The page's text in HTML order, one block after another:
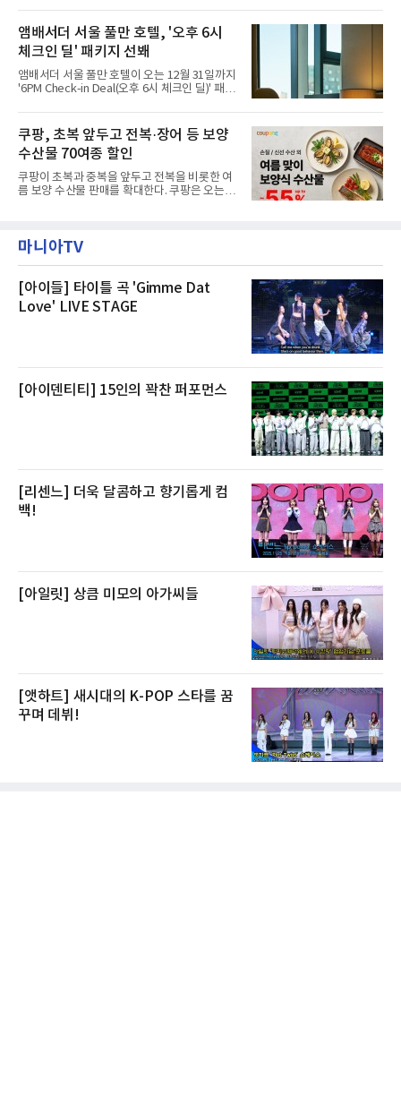
민들의 호응 속에 CFS는 즉시 행동에 나섰다. 지
난 28일 오후 전문 청소업체와
에 대해서는 외부 화재 연기 유입이라고 설명했
고, 2023년 같은 물류센터에서 발생한 화재에
대해서도 쿠팡 입주 전 공사 과정에서 벌어진 일
이라며 선을 그었다.쿠팡은 21일 인천 물류센터
내부에서 불이 타는 냄새가 났다는 의혹과 관련
해 “사실무근”이라는 입장을 밝혔다.회사 측은
“인근에서 지난 15일 다른 회사에서 발생한 대
것으로 확인됐다”고 설명했다.이어 “정확한 화
재 원인은 추후 조사될
앰배서더 서울 풀만 호텔, '오후 6시
체크인 딜' 패키지 선봬
앰배서더 서울 풀만 호텔이 오는 12월 31일까지
'6PM Check-in Deal(오후 6시 체크인 딜)' 패키
으로 여유로운 저녁 시간부터 호텔 스테이를 시
작할 수 있도록 준비됐다.앰배서더 서울 풀만 호
텔 측은 “퇴근 후 또는 주말 도심 속에서 짧지만
온전한 휴식을 원하는 고객들에게 특별한 경험
을 제공한다”고 밝혔다.패키지는 디럭스와 이그
제큐티브 두 가지 타입으로 구성된다. 디럭스 패
키지는 객실 1박(룸 온리)으로 심플한 호캉스를
스 센터 사우나 2인 이용 혜택이 포함된다.특히
클럽 앰배서더 라운지
쿠팡, 초복 앞두고 전복·장어 등 보양
수산물 70여종 할인
쿠팡이 초복과 중복을 앞두고 전복을 비롯한 여
름 보양 수산물 판매를 확대한다. 쿠팡은 오는
우 등이 포함됐다. 쿠팡은 올해 큰 크기의 전복
생산량이 늘어난 점을 반영해 주요 산지 상품을
전복은 산지에서 채취한 뒤 전국으로 직송되는
방식으로 운영된다. 신선도가 중요한 상품인 만
큼 이르면 다음 날 오전 배송이 가능하도록 물류
마니아TV
[아이들] 타이틀 곡 'Gimme Dat
Love' LIVE STAGE
[아이덴티티] 15인의 꽉찬 퍼포먼스
[리센느] 더욱 달콤하고 향기롭게 컴
백!
[아일릿] 상큼 미모의 아가씨들
[앳하트] 새시대의 K-POP 스타를 꿈
꾸며 데뷔!